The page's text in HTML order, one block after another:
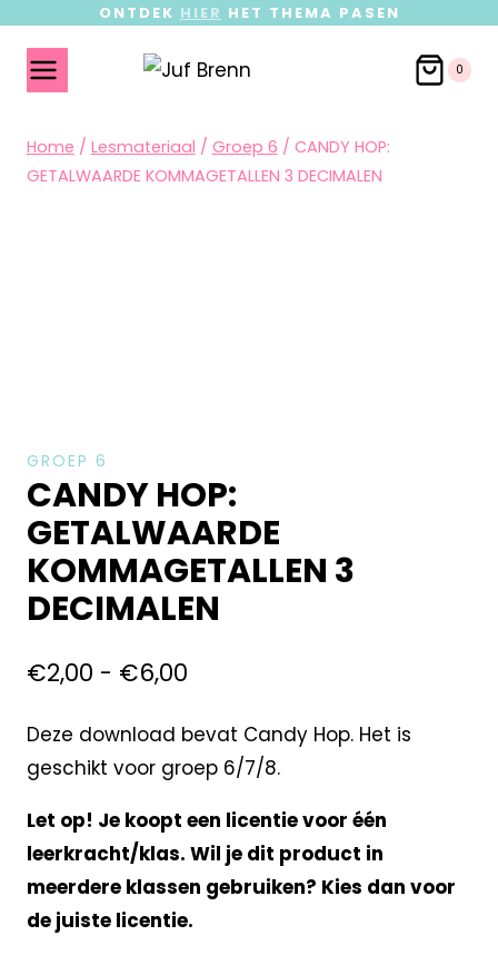
ONTDEK HIER HET THEMA PASEN
0
Home / Lesmateriaal / Groep 6 / CANDY HOP:
GETALWAARDE KOMMAGETALLEN 3 DECIMALEN
GROEP 6
CANDY HOP:
GETALWAARDE
KOMMAGETALLEN 3
DECIMALEN
€2,00 - €6,00
Deze download bevat Candy Hop. Het is
geschikt voor groep 6/7/8.
Let op! Je koopt een licentie voor één
leerkracht/klas. Wil je dit product in
meerdere klassen gebruiken? Kies dan voor
de juiste licentie.